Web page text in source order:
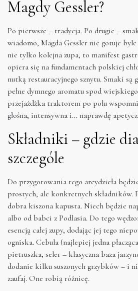
Magdy Gessler?
Po pierwsze – tradycja. Po drugie –
wiadomo, Magda Gessler nie gotuje
nie tylko kolejna zupa, to manifest
opiera się na fundamentach polskiej
nutką restauracyjnego sznytu. Smaki są
pełne dymnego aromatu spod
przejażdżka traktorem po polu
głośna, intensywna i… naprawdę
Składniki – gdzie
szczególe
Do przygotowania tego arcydzieła
prostych, ale konkretnych składników.
dobra kiszona kapusta. Niech będzie
albo od babci z Podlasia. Do tego
esencją całej zupy, dodając jej tego
ogniska. Cebula (najlepiej jedna
pietruszka, seler – klasyczna baza
dodanie kilku suszonych grzybków – i
zaufaj. One robią różnicę.